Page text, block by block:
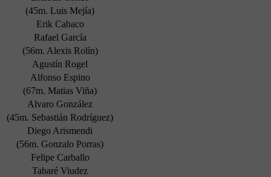
(45m. Luis Mejía)
Erik Cabaco
Rafael García
(56m. Alexis Rolín)
Agustín Rogel
Alfonso Espino
(67m. Matias Viña)
Alvaro González
(45m. Sebastián Rodríguez)
Diego Arismendi
(56m. Gonzalo Porras)
Felipe Carballo
Tabaré Viudez